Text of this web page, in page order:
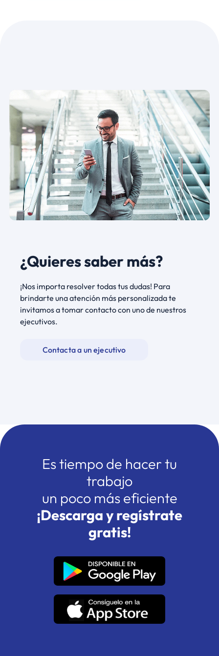
¿Quieres saber más?
¡Nos importa resolver todas tus dudas! Para
brindarte una atención más personalizada te
invitamos a tomar contacto con uno de nuestros
ejecutivos.
Contacta a un ejecutivo
Es tiempo de hacer tu
trabajo
un poco más eficiente
¡Descarga y regístrate
gratis!